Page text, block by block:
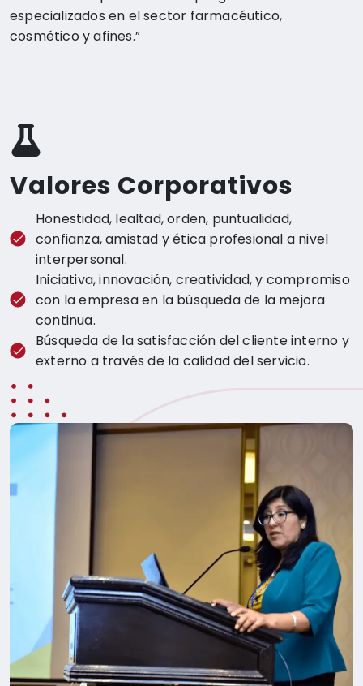
especializados en el sector farmacéutico,
cosmético y afines.”
Valores Corporativos
Honestidad, lealtad, orden, puntualidad,
confianza, amistad y ética profesional a nivel
interpersonal.
Iniciativa, innovación, creatividad, y compromiso
con la empresa en la búsqueda de la mejora
continua.
Búsqueda de la satisfacción del cliente interno y
externo a través de la calidad del servicio.